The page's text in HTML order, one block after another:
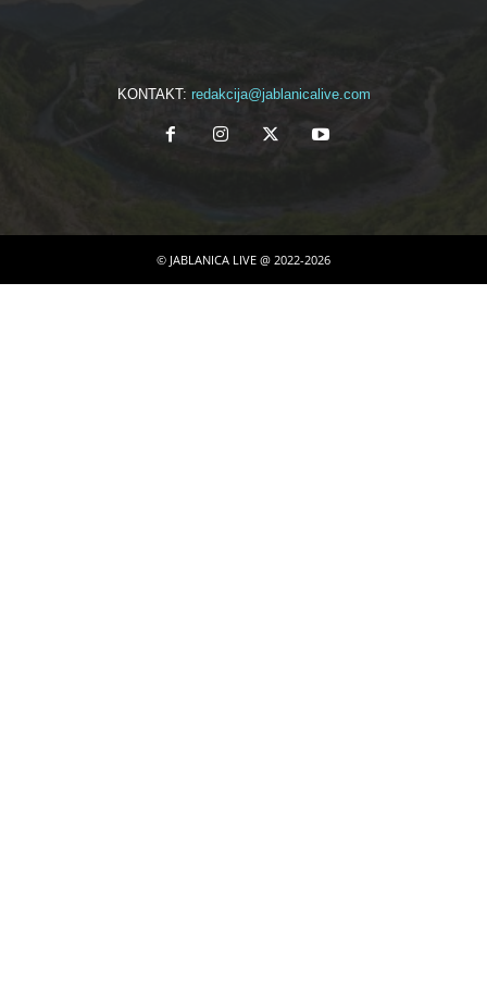
KONTAKT: redakcija@jablanicalive.com
© JABLANICA LIVE @ 2022-2026